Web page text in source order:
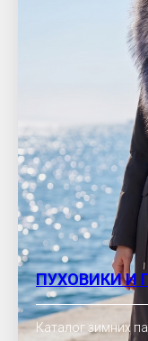
ПУХОВИКИ И
Каталог зимних